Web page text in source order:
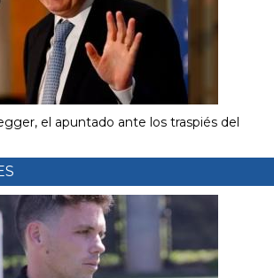
el apuntado ante los traspiés del